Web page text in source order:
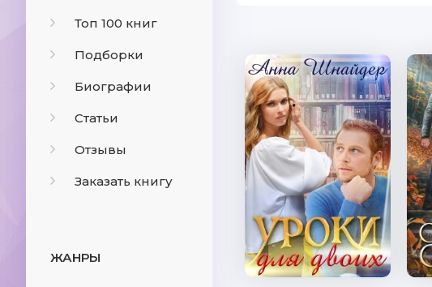
Топ 100 книг
Подборки
Биографии
Статьи
Отзывы
Заказать книгу
ЖАНРЫ